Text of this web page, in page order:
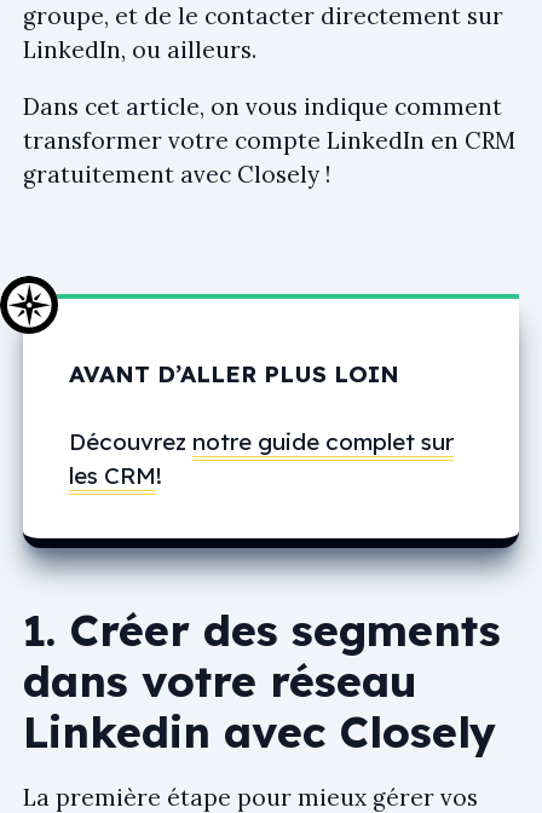
groupe, et de le contacter directement sur
LinkedIn, ou ailleurs.
Dans cet article, on vous indique comment
transformer votre compte LinkedIn en CRM
gratuitement avec Closely !
AVANT D’ALLER PLUS LOIN
Découvrez notre guide complet sur
les CRM!
1. Créer des segments
dans votre réseau
Linkedin avec Closely
La première étape pour mieux gérer vos